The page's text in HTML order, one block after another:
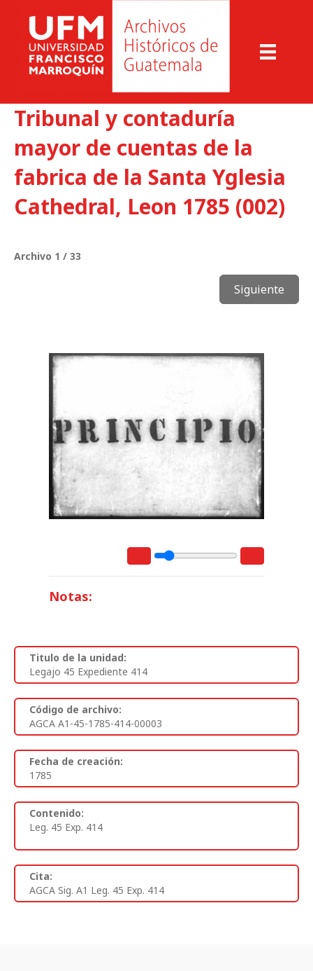
Tribunal y contaduría
mayor de cuentas de la
fabrica de la Santa Yglesia
Cathedral, Leon 1785 (002)
Archivo 1 / 33
Siguiente
Notas:
Titulo de la unidad:
Legajo 45 Expediente 414
Código de archivo:
AGCA A1-45-1785-414-00003
Fecha de creación:
1785
Contenido:
Leg. 45 Exp. 414
Cita:
AGCA Sig. A1 Leg. 45 Exp. 414